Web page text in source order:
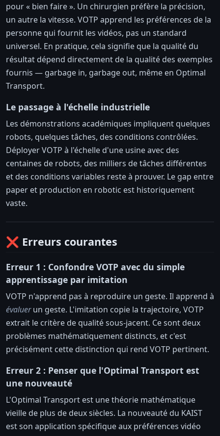
pour « bien faire ». Un chirurgien préfère la précision,
un autre la vitesse. VOTP apprend les préférences de la
personne qui fournit les vidéos, pas un standard
universel. En pratique, cela signifie que la qualité du
résultat dépend directement de la qualité des exemples
fournis — garbage in, garbage out, même en Optimal
Transport.
Le passage à l'échelle industrielle
Les démonstrations académiques impliquent quelques
robots, quelques tâches, des conditions contrôlées.
Déployer VOTP à l'échelle d'une usine avec des
centaines de robots, des milliers de tâches différentes
et des conditions variables reste à prouver. Le gap entre
paper et production en robotic est historiquement
vaste.
❌ Erreurs courantes
Erreur 1 : Confondre VOTP avec du simple
apprentissage par imitation
VOTP n'apprend pas à reproduire un geste. Il apprend à
évaluerun geste. L'imitation copie la trajectoire, VOTP
extrait le critère de qualité sous-jacent. Ce sont deux
problèmes mathématiquement distincts, et c'est
précisément cette distinction qui rend VOTP pertinent.
Erreur 2 : Penser que l'Optimal Transport est
une nouveauté
L'Optimal Transport est une théorie mathématique
vieille de plus de deux siècles. La nouveauté du KAIST
est son application spécifique aux préférences vidéo